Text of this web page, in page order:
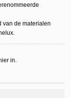
van de materialen
in.